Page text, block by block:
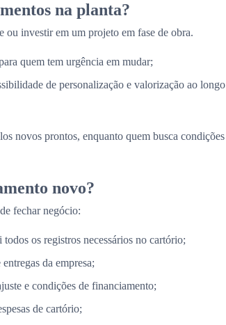
na planta?
ou investir em um projeto em fase de obra.
quem tem urgência em mudar;
de personalização e valorização ao longo
novos prontos, enquanto quem busca condições
novo?
fechar negócio:
os registros necessários no cartório;
da empresa;
e condições de financiamento;
de cartório;